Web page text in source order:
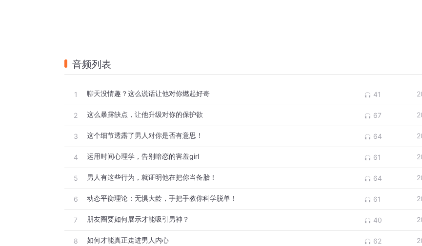
音频列表
1 聊天没情趣？这么说话让他对你燃起好奇 41
2 这么暴露缺点，让他升级对你的保护欲 67
3 这个细节透露了男人对你是否有意思！ 64
4 运用时间心理学，告别暗恋的害羞girl 61
5 男人有这些行为，就证明他在把你当备胎！ 64
6 动态平衡理论：无惧大龄，手把手教你科学脱单！ 61
7 朋友圈要如何展示才能吸引男神？ 40
8 如何才能真正走进男人内心 62